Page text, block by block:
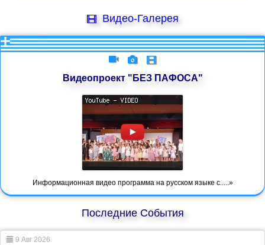
Видео-Галерея
Видеопроект "БЕЗ ПАФОСА"
Информационная видео программа на русском языке с.....»
Последние События
9 Авг 2026